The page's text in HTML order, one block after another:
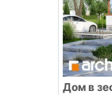
Дом в